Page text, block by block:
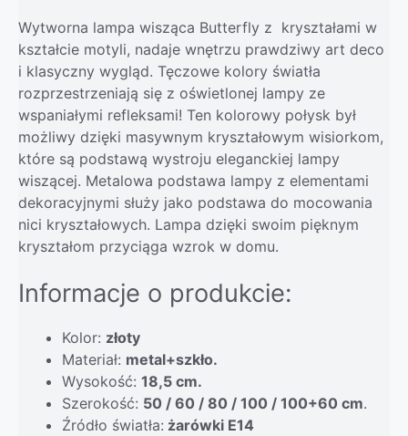
Wytworna lampa wisząca Butterfly z kryształami w
kształcie motyli, nadaje wnętrzu prawdziwy art deco
i klasyczny wygląd. Tęczowe kolory światła
rozprzestrzeniają się z oświetlonej lampy ze
wspaniałymi refleksami! Ten kolorowy połysk był
możliwy dzięki masywnym kryształowym wisiorkom,
które są podstawą wystroju eleganckiej lampy
wiszącej. Metalowa podstawa lampy z elementami
dekoracyjnymi służy jako podstawa do mocowania
nici kryształowych. Lampa dzięki swoim pięknym
kryształom przyciąga wzrok w domu.
Informacje o produkcie:
Kolor: złoty
Materiał: metal+szkło.
Wysokość: 18,5 cm.
Szerokość: 50 / 60 / 80 / 100 / 100+60 cm.
Źródło światła: żarówki E14